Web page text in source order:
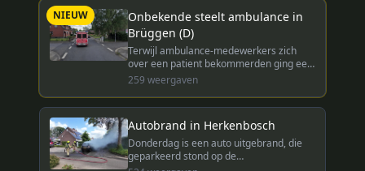
NIEUW
Onbekende steelt ambulance in
Brüggen (D)
Terwijl ambulance-medewerkers zich
over een patient bekommerden ging een
onbekende er met hun 'rettungswagen'
vandoor. De Duitse politie is nog op zoek
naar de dader.
259 weergaven
Autobrand in Herkenbosch
Donderdag is een auto uitgebrand, die
geparkeerd stond op de